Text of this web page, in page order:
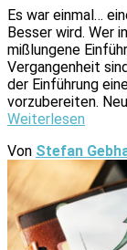
Es war einmal…
Besser wird. Wer
mißlungene
Vergangenheit
der Einführung
vorzubereiten.
Weiterlesen
Von Stefan